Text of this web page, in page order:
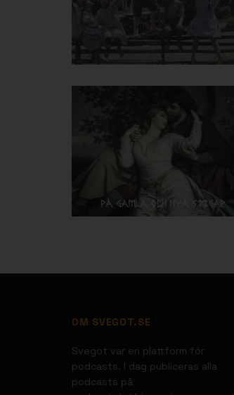
OM SVEGOT.SE
Svegot var en plattform för
podcasts. I dag publiceras alla
podcasts på